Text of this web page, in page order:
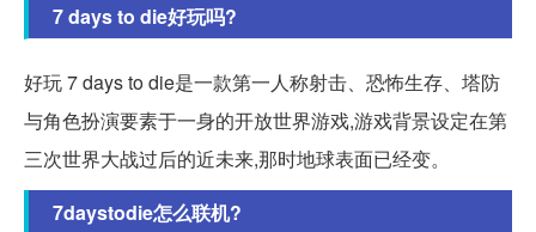
7 days to die好玩吗?
好玩 7 days to die是一款第一人称射击、恐怖生存、塔防
与角色扮演要素于一身的开放世界游戏,游戏背景设定在第
三次世界大战过后的近未来,那时地球表面已经变。
7daystodie怎么联机?